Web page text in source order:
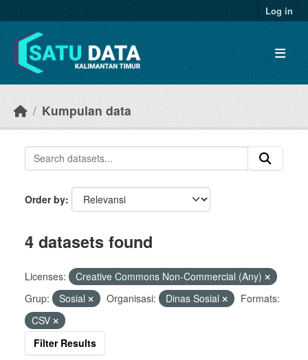
Log in
Kumpulan data
Order by
4 datasets found
Licenses:
Creative Commons Non-Commercial (Any)
Grup:
Sosial Organisasi: Dinas Sosial
Formats:
CSV
Filter Results